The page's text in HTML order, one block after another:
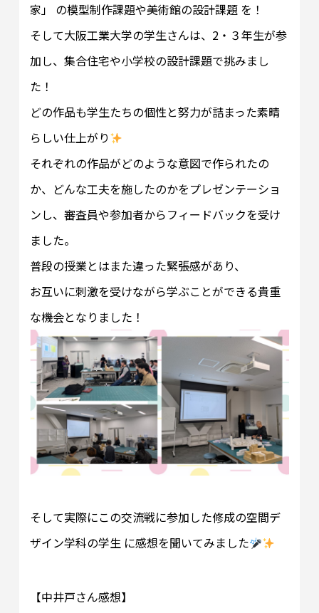
家」 の模型制作課題や美術館の設計課題 を！
そして大阪工業大学の学生さんは、2・３年生が参
加し、集合住宅や小学校の設計課題で挑みまし
た！
どの作品も学生たちの個性と努力が詰まった素晴
らしい仕上がり
それぞれの作品がどのような意図で作られたの
か、どんな工夫を施したのかをプレゼンテーショ
ンし、審査員や参加者からフィードバックを受け
ました。
普段の授業とはまた違った緊張感があり、
お互いに刺激を受けながら学ぶことができる貴重
な機会となりました！
そして実際にこの交流戦に参加した修成の空間デ
ザイン学科の学生 に感想を聞いてみました
【中井戸さん感想】